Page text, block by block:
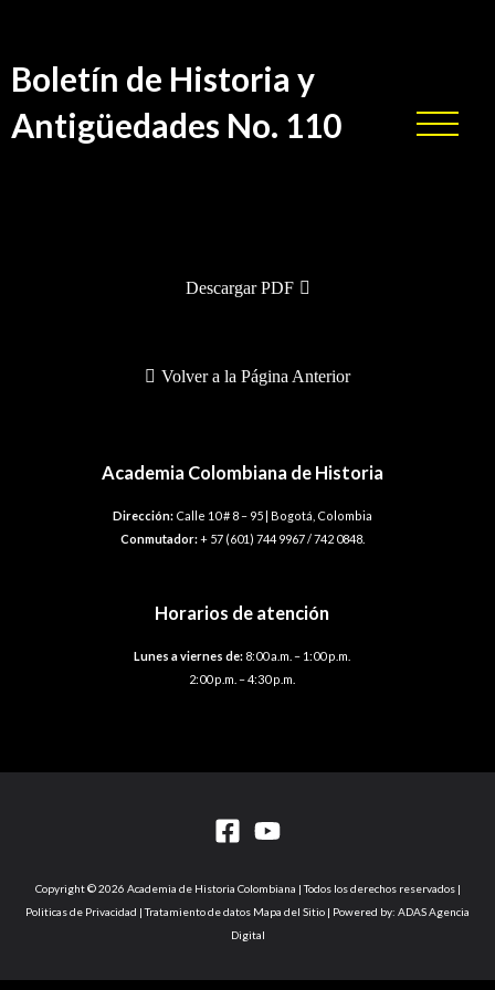
Boletín de Historia y
Antigüedades No. 110
Descargar PDF
Volver a la Página Anterior
Academia Colombiana de Historia
Dirección:Calle 10 # 8 – 95 | Bogotá, Colombia
Conmutador:+ 57 (601) 744 9967 / 742 0848.
Horarios de atención
Lunes a viernes de: 8:00 a.m. – 1:00 p.m.
2:00 p.m. – 4:30 p.m.
Copyright © 2026 Academia de Historia Colombiana | Todos los derechos reservados |
Politicas de Privacidad | Tratamiento de datos Mapa del Sitio | Powered by: ADAS Agencia
Digital